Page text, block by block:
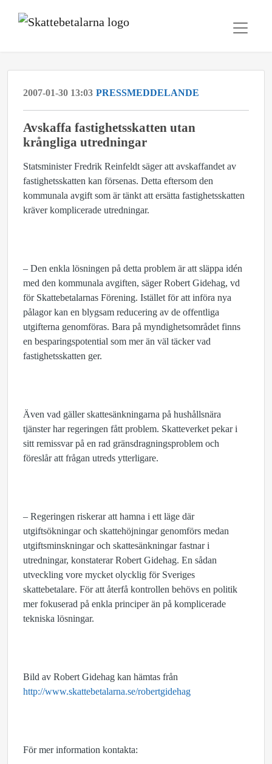
2007-01-30 13:03 PRESSMEDDELANDE
Avskaffa fastighetsskatten utan
krångliga utredningar
Statsminister Fredrik Reinfeldt säger att avskaffandet av
fastighetsskatten kan försenas. Detta eftersom den
kommunala avgift som är tänkt att ersätta fastighetsskatten
kräver komplicerade utredningar.
– Den enkla lösningen på detta problem är att släppa idén
med den kommunala avgiften, säger Robert Gidehag, vd
för Skattebetalarnas Förening. Istället för att införa nya
pålagor kan en blygsam reducering av de offentliga
utgifterna genomföras. Bara på myndighetsområdet finns
en besparingspotential som mer än väl täcker vad
fastighetsskatten ger.
Även vad gäller skattesänkningarna på hushållsnära
tjänster har regeringen fått problem. Skatteverket pekar i
sitt remissvar på en rad gränsdragningsproblem och
föreslår att frågan utreds ytterligare.
– Regeringen riskerar att hamna i ett läge där
utgiftsökningar och skattehöjningar genomförs medan
utgiftsminskningar och skattesänkningar fastnar i
utredningar, konstaterar Robert Gidehag. En sådan
utveckling vore mycket olycklig för Sveriges
skattebetalare. För att återfå kontrollen behövs en politik
mer fokuserad på enkla principer än på komplicerade
tekniska lösningar.
Bild av Robert Gidehag kan hämtas från
http://www.skattebetalarna.se/robertgidehag
För mer information kontakta: